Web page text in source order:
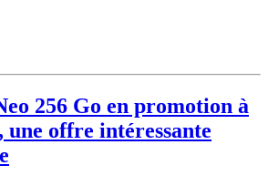
256 Go en promotion à
une offre intéressante